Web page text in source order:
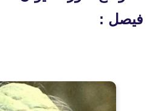
فيصل :